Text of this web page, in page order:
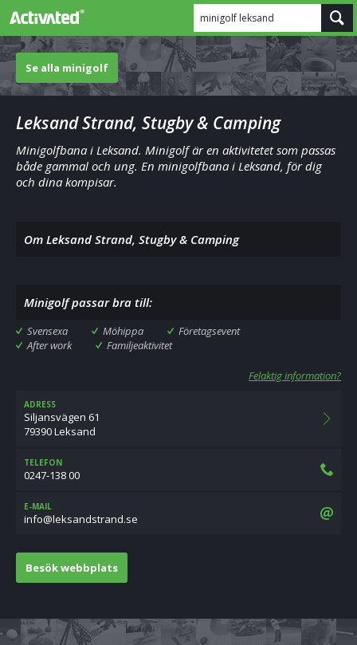
minigolf leksand
Se alla minigolf
Leksand Strand, Stugby & Camping
Minigolfbana i Leksand. Minigolf är en aktivitetet som passas
både gammal och ung. En minigolfbana i Leksand, för dig
och dina kompisar.
Om Leksand Strand, Stugby & Camping
Minigolf passar bra till:
Svensexa Möhippa
Företagsevent
After work
Familjeaktivitet
Felaktig information?
ADRESS
Siljansvägen 61
79390 Leksand
TELEFON
0247-138 00
E-MAIL
es.dnartsdnaskel@ofni
Besök webbplats